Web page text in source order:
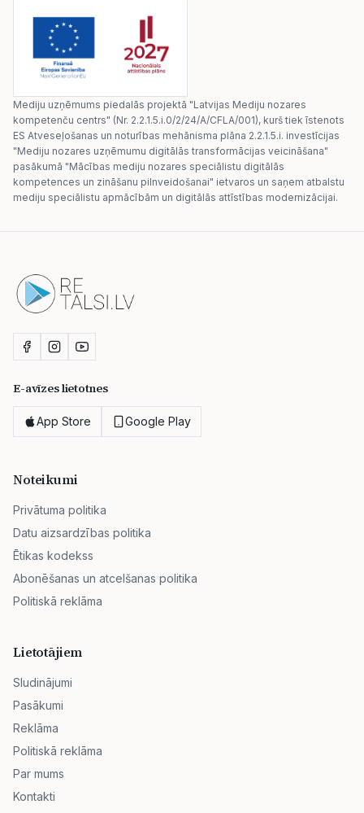
Mediju uzņēmums piedalās projektā "Latvijas Mediju nozares
kompetenču centrs" (Nr. 2.2.1.5.i.0/2/24/A/CFLA/001), kurš tiek īstenots
ES Atveseļošanas un noturības mehānisma plāna 2.2.1.5.i. investīcijas
"Mediju nozares uzņēmumu digitālās transformācijas veicināšana"
pasākumā "Mācības mediju nozares speciālistu digitālās
kompetences un zināšanu pilnveidošanai" ietvaros un saņem atbalstu
mediju speciālistu apmācībām un digitālās attīstības modernizācijai.
E-avīzes lietotnes
App Store Google Play
Noteikumi
Privātuma politika
Datu aizsardzības politika
Ētikas kodekss
Abonēšanas un atcelšanas politika
Politiskā reklāma
Lietotājiem
Sludinājumi
Pasākumi
Reklāma
Politiskā reklāma
Par mums
Kontakti